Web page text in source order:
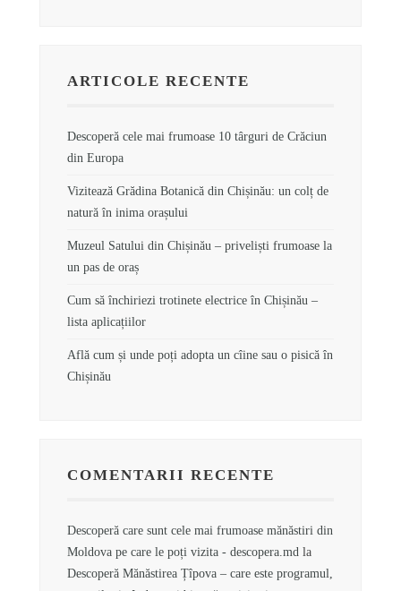
ARTICOLE RECENTE
Descoperă cele mai frumoase 10 târguri de Crăciun
din Europa
Vizitează Grădina Botanică din Chișinău: un colț de
natură în inima orașului
Muzeul Satului din Chișinău – priveliști frumoase la
un pas de oraș
Cum să închiriezi trotinete electrice în Chișinău –
lista aplicațiilor
Află cum și unde poți adopta un cîine sau o pisică în
Chișinău
COMENTARII RECENTE
Descoperă care sunt cele mai frumoase mănăstiri din
Moldova pe care le poți vizita - descopera.md la
Descoperă Mănăstirea Țîpova – care este programul,